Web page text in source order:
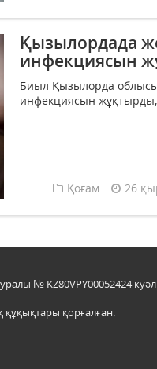
Қызылордада
инфекциясын
Биыл Қызылорда
инфекциясын
Қоғам 26
№ KZ80VPY00052424
қорғалған.